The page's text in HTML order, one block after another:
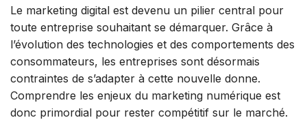
Le marketing digital est devenu un pilier central pour
toute entreprise souhaitant se démarquer. Grâce à
l’évolution des technologies et des comportements des
consommateurs, les entreprises sont désormais
contraintes de s’adapter à cette nouvelle donne.
Comprendre les enjeux du marketing numérique est
donc primordial pour rester compétitif sur le marché.